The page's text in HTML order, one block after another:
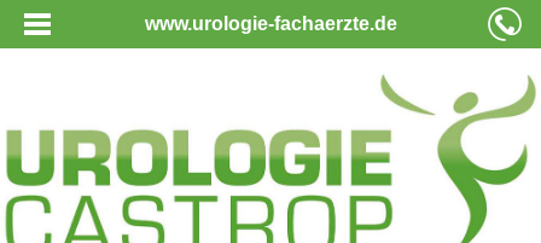
www.urologie-fachaerzte.de